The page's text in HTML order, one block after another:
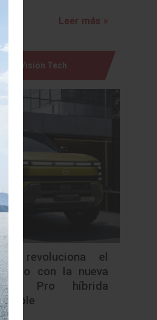
Leer más »
Visión Tech
revoluciona el
con la nueva
Pro híbrida